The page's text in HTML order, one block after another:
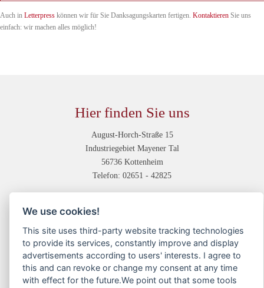
Auch in Letterpress können wir für Sie Danksagungskarten fertigen. Kontaktieren Sie uns
einfach: wir machen alles möglich!
Hier finden Sie uns
August-Horch-Straße 15
Industriegebiet Mayener Tal
56736 Kottenheim
Telefon: 02651 - 42825
Digitaldruck
Offsetdruck
Weiterverarbeitung
Service
We use cookies!
This site uses third-party website tracking technologies
to provide its services, constantly improve and display
advertisements according to users' interests. I agree to
this and can revoke or change my consent at any time
with effect for the future.We point out that some tools